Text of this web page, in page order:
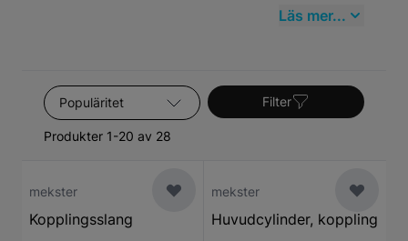
9-5 en symbol för svensk ingenjörskonst, med en
2012 och kombinerade komfort med kraftfulla
motoralternativ och avantgardistisk teknik.
Läs mer...
Sortera efter
Produkter 1-20 av 28
Filter
mekster
Kopplingsslang
mekster
Huvudcylinder, koppling